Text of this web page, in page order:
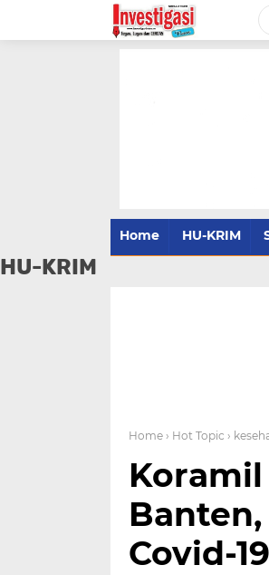
Home HU-KRIM
HU-KRIM
Home › Hot Topic ›
Covid-